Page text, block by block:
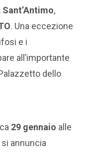
Sant’Antimo,
. Una eccezione
e i
all’importante
dello
29 gennaio alle
annuncia